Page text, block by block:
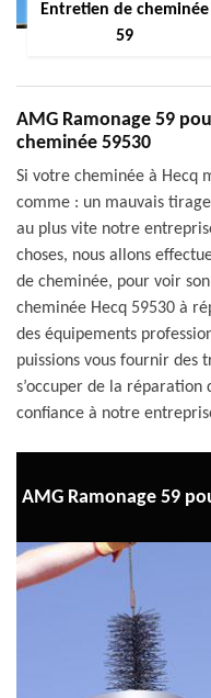
Entretien de cheminée
59
AMG Ramonage 59
cheminée 59530
Si votre cheminée à Hecq
comme : un mauvais
au plus vite notre
choses, nous allons
de cheminée, pour voir
cheminée Hecq 59530 à
des équipements
puissions vous fournir des
s’occuper de la
confiance à notre
AMG Ramonage 59